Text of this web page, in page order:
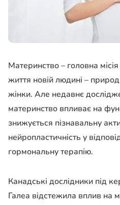
Материнство – головна
життя новій людині –
жінки. Але недавнє
материнство впливає на
знижується пізнавальну
нейропластичність у
гормональну терапію.
Канадські дослідники під
Галеа відстежила вплив на